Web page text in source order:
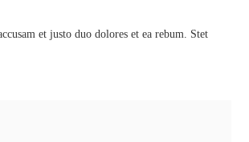
et justo duo dolores et ea rebum. Stet